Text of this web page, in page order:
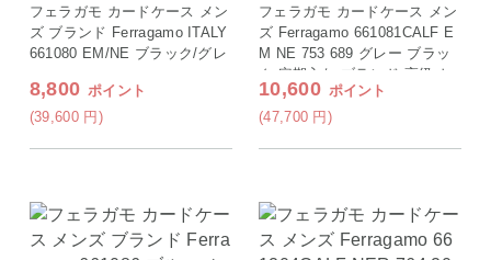
フェラガモ カードケース メン
ズ ブランド Ferragamo ITALY
661080 EM/NE ブラック/グレ
8,800 ポイント
(39,600 円 )
フェラガモ カードケース メン
ズ Ferragamo 661081CALF E
M NE 753 689 グレー ブラッ
ク 定期入れ ブランド 高級 お
しゃれ プレゼント 実用的
10,600 ポイント
(47,700 円 )